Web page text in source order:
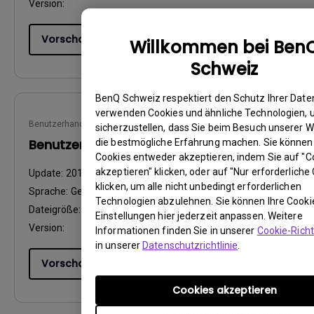
Willkommen bei
Schweiz
BenQ Schweiz respektiert den Schutz Ihrer
verwenden Cookies und ähnliche Technologien,
sicherzustellen, dass Sie beim Besuch unserer
die bestmögliche Erfahrung machen. Sie
Cookies entweder akzeptieren, indem Sie auf
akzeptieren" klicken, oder auf "Nur erforderliche
klicken, um alle nicht unbedingt erforderlichen
Technologien abzulehnen. Sie können Ihre
Einstellungen hier jederzeit anpassen. Weitere
Informationen finden Sie in unserer Cookie-
in unserer Datenschutzrichtlinie
Cookies akzeptieren
Version:
Vorschau
Benutzerhandbuch
Benutzerhandbuch
Update: 2017/12/13
Sprache: German
Dateigröße:
7.46 MB
Version:
Vorschau